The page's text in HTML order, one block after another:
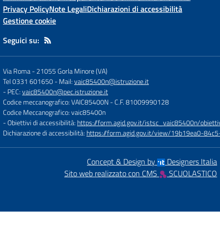
Privacy PolicyNote LegaliDichiarazioni di accessibilità
Gestione cookie
Seguici su:
Via Roma-21055 Gorla Minore (VA)
Tel 0331 601650- Mail:vaic85400n@istruzione.it
- PEC:vaic85400n@pec.istruzione.it
Codice meccanografico: VAIC85400N- C.F. 81009990128
Codice Meccanografico: vaic85400n
- Obiettivi di accessibilità: https://form.agid.gov.it/istsc_vaic85400n/
Dichiarazione di accessibilità: https://form.agid.gov.it/view/19b19ea0-
Concept & Design by
Designers Italia
Sito web realizzato con CMS
SCUOLASTICO